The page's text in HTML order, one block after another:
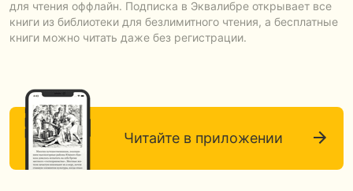
для чтения оффлайн. Подписка в Эквалибре открывает все
книги из библиотеки для безлимитного чтения, а бесплатные
книги можно читать даже без регистрации.
Читайте в приложении